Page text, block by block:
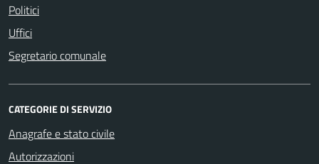
Politici
Uffici
Segretario comunale
CATEGORIE DI SERVIZIO
Anagrafe e stato civile
Autorizzazioni